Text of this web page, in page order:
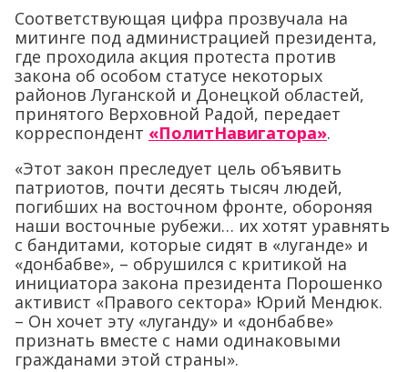
Соответствующая цифра прозвучала на
митинге под администрацией президента,
где проходила акция протеста против
закона об особом статусе некоторых
районов Луганской и Донецкой областей,
принятого Верховной Радой, передает
корреспондент «ПолитНавигатора».
«Этот закон преследует цель объявить
патриотов, почти десять тысяч людей,
погибших на восточном фронте, обороняя
наши восточные рубежи… их хотят уравнять
с бандитами, которые сидят в «луганде» и
«донбабве», – обрушился с критикой на
инициатора закона президента Порошенко
активист «Правого сектора» Юрий Мендюк.
– Он хочет эту «луганду» и «донбабве»
признать вместе с нами одинаковыми
гражданами этой страны».